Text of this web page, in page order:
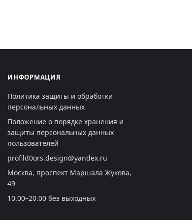
ИНФОРМАЦИЯ
Политика защиты и обработки
персональных данных
Положение о порядке хранения и
защиты персональных данных
пользователей
profild0ors.design@yandex.ru
Москва, проспект Маршала Жукова,
49
10.00–20.00 без выходных